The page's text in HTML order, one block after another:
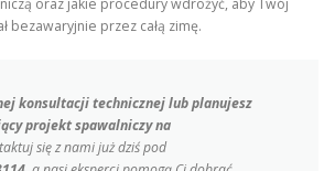
oraz jakie procedury wdrożyć, aby Twój
bezawaryjnie przez całą zimę.
konsultacji technicznej lub planujesz
projekt spawalniczy na
się z nami już dziś pod